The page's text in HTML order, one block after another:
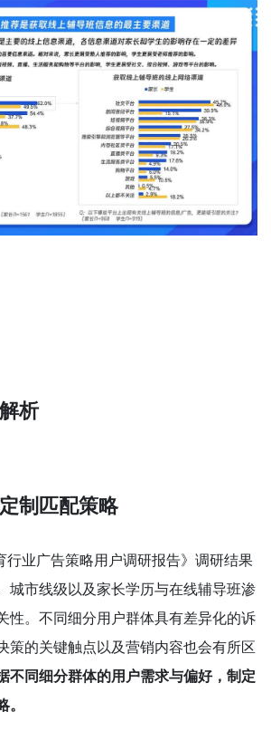
析
制匹配策略
行业广告策略用户调研报告》调研结果
城市线级以及家长学历与在线辅导班渗
性。不同细分用户群体具有差异化的诉
策的关键触点以及营销内容也会有所区
不同细分群体的用户需求与偏好，制定
。